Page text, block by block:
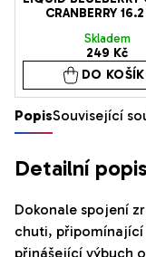
CRANBERRY
Skladem
249 Kč
DO
PopisSouvisející
Detailní
Dokonale spojení
chuti, připomínající
přinášející výbuch